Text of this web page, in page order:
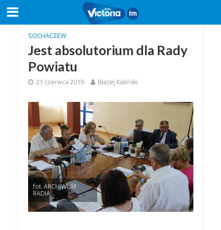
SOCHACZEW
Jest absolutorium dla Rady
Powiatu
21 czerwca 2019 Błażej Kaliński
fot. ARCHIWUM
RADIA